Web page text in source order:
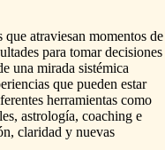
que atraviesan momentos de
para tomar decisiones
una mirada sistémica
que pueden estar
herramientas como
astrología, coaching e
claridad y nuevas